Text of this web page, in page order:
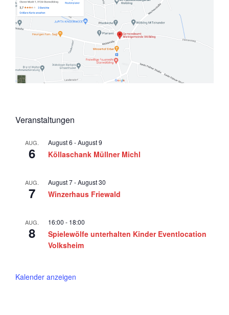
Veranstaltungen
AUG.
6
August 6 -August 9
Köllaschank Müllner Michl
AUG.
7
August 7-August 30
Winzerhaus Friewald
AUG.
8
16:00 - 18:00
Spielewölfe unterhalten Kinder Eventlocation
Volksheim
Kalender anzeigen